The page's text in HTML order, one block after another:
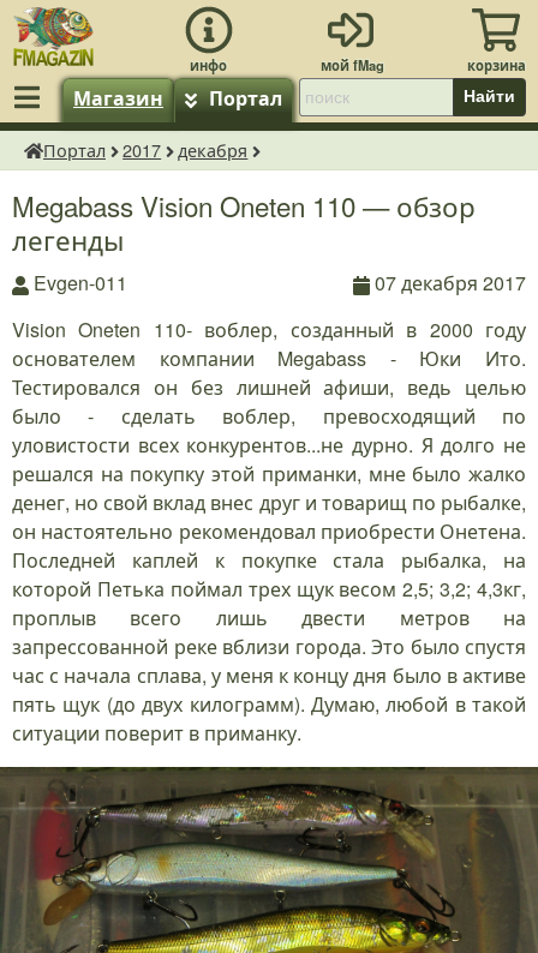
Магазин Портал Найти
fMagazin.ru
Портал 2017 декабря
Megabass Vision Oneten 110 — обзор
легенды
Evgen-011
07 декабря 2017
Vision Oneten 110- воблер, созданный в 2000 году
основателем компании Megabass - Юки Ито.
Тестировался он без лишней афиши, ведь целью
было - сделать воблер, превосходящий по
уловистости всех конкурентов...не дурно. Я долго не
решался на покупку этой приманки, мне было жалко
денег, но свой вклад внес друг и товарищ по рыбалке,
он настоятельно рекомендовал приобрести Онетена.
Последней каплей к покупке стала рыбалка, на
которой Петька поймал трех щук весом 2,5; 3,2; 4,3кг,
проплыв всего лишь двести метров на
запрессованной реке вблизи города. Это было спустя
час с начала сплава, у меня к концу дня было в активе
пять щук (до двух килограмм). Думаю, любой в такой
ситуации поверит в приманку.